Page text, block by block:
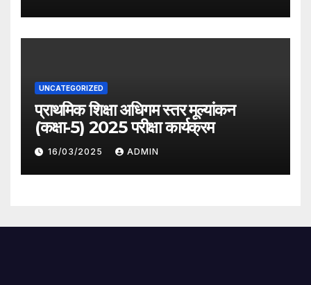
UNCATEGORIZED
प्राथमिक शिक्षा अधिगम स्तर मूल्यांकन
(कक्षा-5) 2025 परीक्षा कार्यक्रम
16/03/2025 ADMIN